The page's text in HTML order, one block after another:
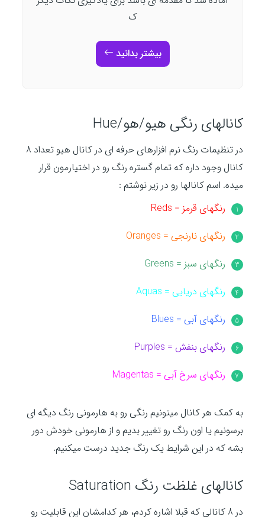
ک
بیشتر بدانید
کانالهای رنگی هیو/هو/Hue
در تنظیمات رنگ نرم افزارهای حرفه ای در کانال هیو تعداد 8
کانال وجود داره که تمام گستره رنگ رو در اختیارمون قرار
میده. اسم کانالها رو در زیر نوشتم :
رنگهای قرمز = Reds
رنگهای نارنجی = Oranges
رنگهای سبز = Greens
رنگهای دریایی = Aquas
رنگهای آبی = Blues
رنگهای بنفش = Purples
رنگهای سرخ آبی = Magentas
به کمک هر کانال میتونیم رنگی رو به هارمونی رنگ دیگه ای
برسونیم یا اون رنگ رو تغییر بدیم و از هارمونی خودش دور
بشه که در این شرایط یک رنگ جدید درست میکنیم.
کانالهای غلظت رنگ Saturation
در 8 کانالی که قبلا اشاره کردم، هر کدامشان این قابلیت رو